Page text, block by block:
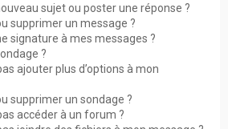
sujet ou poster une réponse ?
supprimer un message ?
signature à mes messages ?
?
ajouter plus d’options à mon
supprimer un sondage ?
accéder à un forum ?